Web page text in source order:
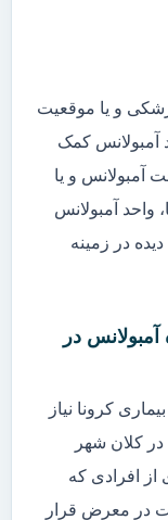
و یا موقعیت
آمبولانس کمک
آمبولانس و یا
واحد آمبولانس
در زمینه
در
کرونا نیاز
در کلان شهر
از افرادی که
در معرض قرار